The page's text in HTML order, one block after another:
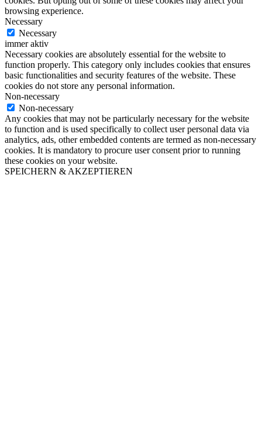
browsing experience.
Necessary
Necessary
immer aktiv
Necessary cookies are absolutely essential for the website to
function properly. This category only includes cookies that ensures
basic functionalities and security features of the website. These
cookies do not store any personal information.
Non-necessary
Non-necessary
Any cookies that may not be particularly necessary for the website
to function and is used specifically to collect user personal data via
analytics, ads, other embedded contents are termed as non-necessary
cookies. It is mandatory to procure user consent prior to running
these cookies on your website.
SPEICHERN & AKZEPTIEREN